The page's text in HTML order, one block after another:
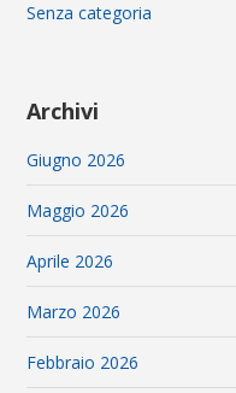
Senza categoria
Archivi
Giugno 2026
Maggio 2026
Aprile 2026
Marzo 2026
Febbraio 2026